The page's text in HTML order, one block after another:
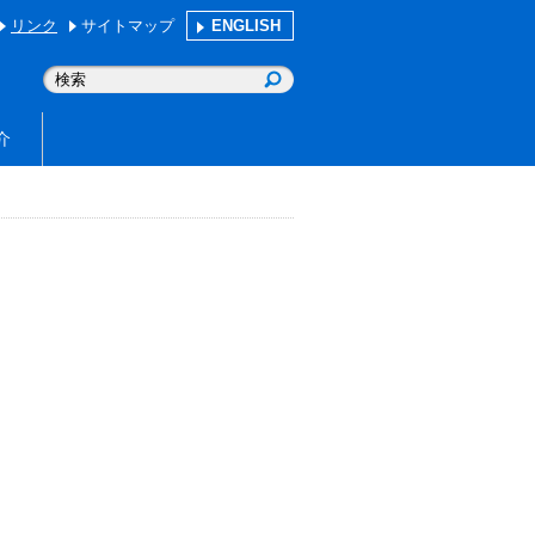
リンク サイトマップ ENGLISH